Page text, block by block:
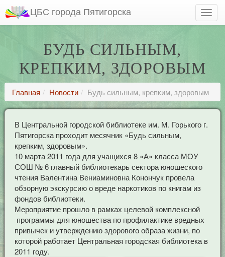
ЦБС города Пятигорска
БУДЬ СИЛЬНЫМ,
КРЕПКИМ, ЗДОРОВЫМ
Главная Новости Будь сильным, крепким, здоровым
В Центральной городской библиотеке им. М. Горького г.
Пятигорска проходит месячник «Будь сильным,
крепким, здоровым».
10 марта 2011 года для учащихся 8 «А» класса МОУ
СОШ № 6 главный библиотекарь сектора юношеского
чтения Валентина Вениаминовна Конончук провела
обзорную экскурсию о вреде наркотиков по книгам из
фондов библиотеки.
Мероприятие прошло в рамках целевой комплексной
программы для юношества по профилактике вредных
привычек и утверждению здорового образа жизни, по
которой работает Центральная городская библиотека в
2011 году.